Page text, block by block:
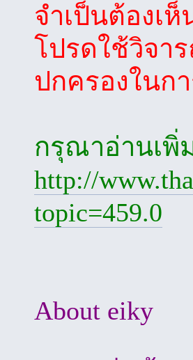
จำเป็นต้องเ
โปรดใช้วิจา
ปกครองในก
กรุณาอ่านเพิ่
http://
topic=459.0
About eiky